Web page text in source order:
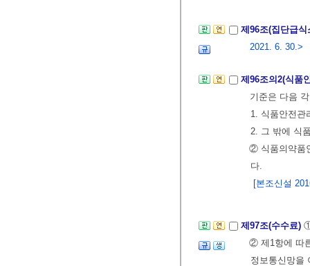
제96조(집단급
2021. 6. 30.>
제96조의2(식품
기준은 다음
1. 식품안전관
2. 그 밖에 식
② 식품의약품
다.
[본조신설
제97조(수수료)
② 제1항에 따
정보통신망을